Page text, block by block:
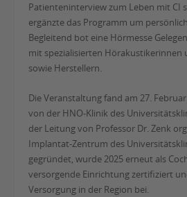
Patienteninterview zum Leben mit CI
ergänzte das Programm um
Begleitend bot eine Hörmesse
mit spezialisierten Hörakustikerinnen
sowie Herstellern.
Die Veranstaltung fand am 27.
von der HNO-Klinik des
der Leitung von Professor Dr. Zenk
Implantat-Zentrum des
gegründet, wurde 2025 erneut als
versorgende Einrichtung zertifiziert
Versorgung in der Region bei.